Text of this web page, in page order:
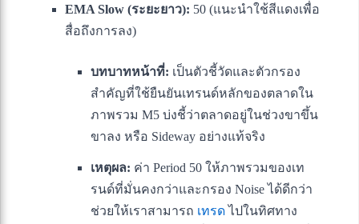
EMA Slow (ระยะยาว): 50 (แนะนำใช้สีแดงเพื่อ
สื่อถึงการลง)
บทบาทหน้าที่: เป็นตัวชี้วัดและตัวกรอง
สำคัญที่ใช้ยืนยันเทรนด์หลักของตลาดใน
ภาพรวม M5 บ่งชี้ว่าตลาดอยู่ในช่วงขาขึ้น
ขาลง หรือ Sideway อย่างแท้จริง
เหตุผล: ค่า Period 50 ให้ภาพรวมของเท
รนด์ที่มั่นคงกว่าและกรอง Noise ได้ดีกว่า
ช่วยให้เราสามารถ เทรดไปในทิศทาง